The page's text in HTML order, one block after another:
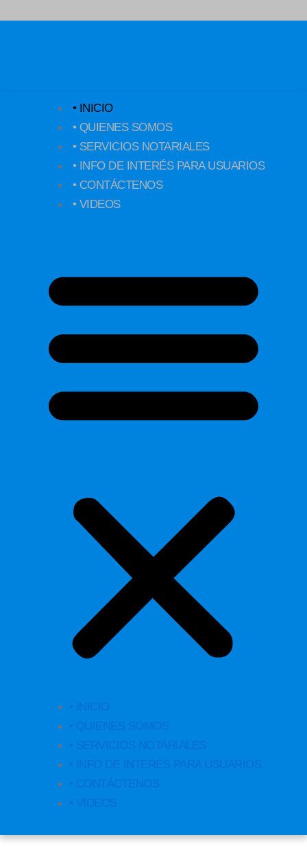
al
• INICIO
• QUIENES SOMOS
• SERVICIOS NOTARIALES
• INFO DE INTERÉS PARA USUARIOS
• CONTÁCTENOS
• VIDEOS
• INICIO
• QUIENES SOMOS
• SERVICIOS NOTARIALES
• INFO DE INTERÉS PARA USUARIOS
• CONTÁCTENOS
• VIDEOS